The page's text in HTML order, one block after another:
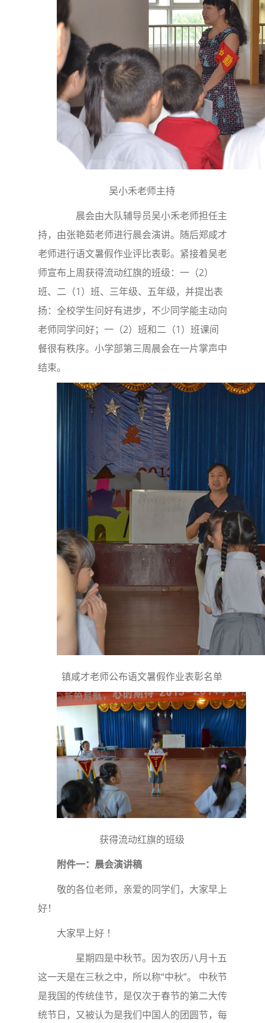
吴小禾老师主持
晨会由大队辅导员吴小禾老师担任主
持，由张艳茹老师进行晨会演讲。随后郑咸才
老师进行语文暑假作业评比表彰。紧接着吴老
师宣布上周获得流动红旗的班级：一（2）
班、二（1）班、三年级、五年级，并提出表
扬：全校学生问好有进步，不少同学能主动向
老师同学问好；一（2）班和二（1）班课间
餐很有秩序。小学部第三周晨会在一片掌声中
结束。
镇咸才老师公布语文暑假作业表彰名单
获得流动红旗的班级
附件一：晨会演讲稿
敬的各位老师，亲爱的同学们，大家早上
好！
大家早上好 ！
星期四是中秋节。因为农历八月十五
这一天是在三秋之中，所以称“中秋”。 中秋节
是我国的传统佳节，是仅次于春节的第二大传
统节日，又被认为是我们中国人的团圆节，每